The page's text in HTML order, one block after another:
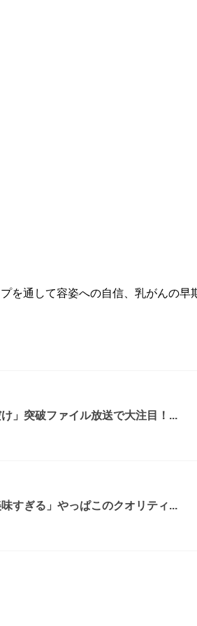
を通して容姿への自信、乳がんの早
」突破ファイル放送で大注目！...
すぎる」やっぱこのクオリティ...